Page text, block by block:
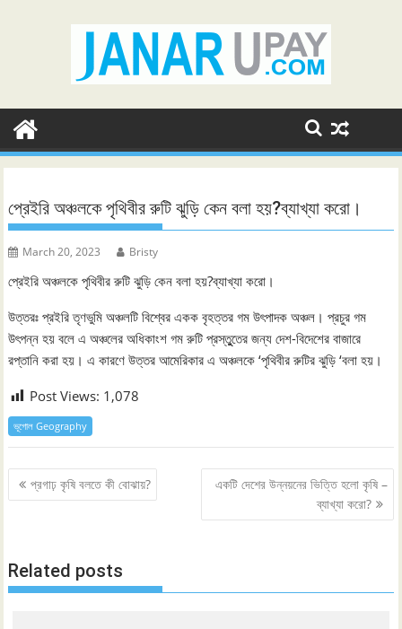
প্রেইরি অঞ্চলকে পৃথিবীর রুটি ঝুড়ি কেন বলা হয়?ব্যাখ্যা করো।
March 20, 2023 Bristy
প্রেইরি অঞ্চলকে পৃথিবীর রুটি ঝুড়ি কেন বলা হয়?ব্যাখ্যা করো।
উত্তরঃ প্রইরি তৃণভুমি অঞ্চলটি বিশ্বের একক বৃহত্তর গম উৎপাদক অঞ্চল। প্রচুর গম
উৎপন্ন হয় বলে এ অঞ্চলের অধিকাংশ গম রুটি প্রস্তুুতের জন্য দেশ-বিদেশের বাজারে
রপ্তানি করা হয়। এ কারণে উত্তর আমেরিকার এ অঞ্চলকে ‘পৃথিবীর রুটির ঝুড়ি ‘বলা হয়।
Post Views: 1,078
ভূগোল Geography
Post
navigation
প্রগাঢ় কৃষি বলতে কী বোঝায়?
একটি দেশের উন্নয়নের ভিত্তি হলো কৃষি –
ব্যাখ্যা করো?
Related posts